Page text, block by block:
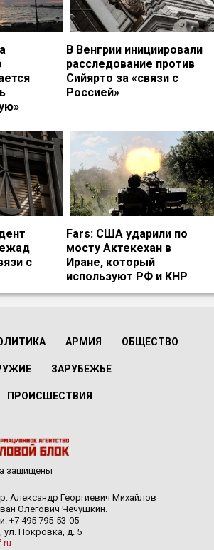
В Венгрии инициировали
расследование против
Сийярто за «связи с
Россией»
с
Fars: США ударили по
мосту Актекехан в
Иране, который
используют РФ и КНР
АРМИЯ ОБЩЕСТВО
ЗАРУБЕЖЬЕ
ПРОИСШЕСТВИЯ
защищены
Александр Георгиевич Михайлов
Олегович Чечушкин.
+7 495 795-53-05
ул. Покровка, д. 5